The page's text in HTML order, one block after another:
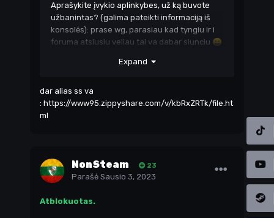
Aprašykite įvykio aplinkybes, už ką buvote
užbanintas? (galima pateikti informaciją iš
konsolės): prase wg, parasiau kad tyngiu ir i
foruma atsiusiu veliau tai va dabar siunciu 😄
DEMO, SS, Alias, Wargod
.php?id=2531160
Expand
dar alias ss va
: https://www95.zippyshare.com/v/kbRxZRTk/file.ht
ml
NonSteam 23
Parašė Sausio 3, 2023
Atblokuotas.